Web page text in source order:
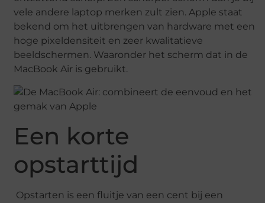
vele andere laptop merken zult zien. Apple staat
bekend om het uitbrengen van hardware met een
hoge pixeldensiteit en zeer kwalitatieve
beeldschermen. Waaronder het scherm dat in de
MacBook Air is gebruikt.
Een korte
opstarttijd
Opstarten is een fluitje van een cent bij een